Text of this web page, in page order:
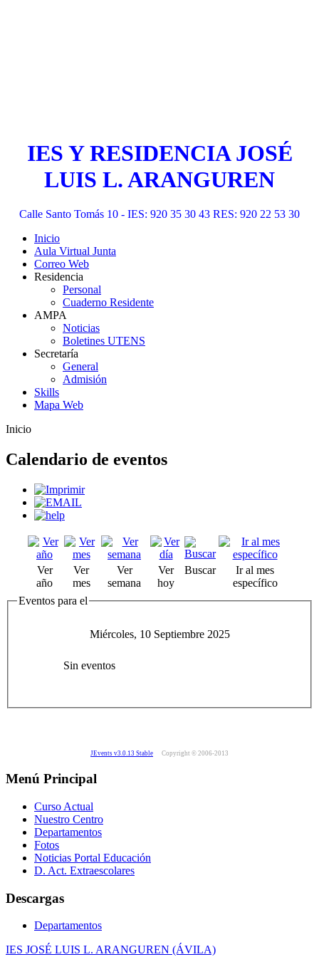
IES Y RESIDENCIA JOSÉ
LUIS L. ARANGUREN
Calle Santo Tomás 10 - IES: 920 35 30 43 RES: 920 22 53 30
Inicio
Aula Virtual Junta
Correo Web
Residencia
Personal
Cuaderno Residente
AMPA
Noticias
Boletines UTENS
Secretaría
General
Admisión
Skills
Mapa Web
Inicio
Calendario de eventos
Ver
año
Ver
mes
Ver
semana
Ver
hoy
Buscar
Ir al mes
específico
Eventos para el
Miércoles, 10 Septiembre 2025
Sin eventos
JEvents v3.0.13 Stable Copyright © 2006-2013
Menú Principal
Curso Actual
Nuestro Centro
Departamentos
Fotos
Noticias Portal Educación
D. Act. Extraescolares
Descargas
Departamentos
IES JOSÉ LUIS L. ARANGUREN (ÁVILA)